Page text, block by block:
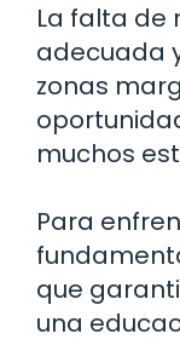
La falta de
adecuada
zonas
muchos
Para
que
una